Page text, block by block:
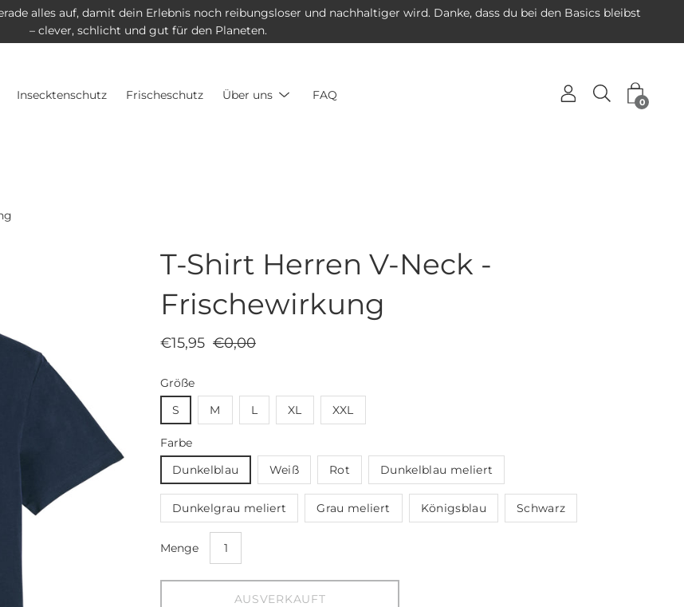
alles auf, damit dein Erlebnis noch reibungsloser und nachhaltiger wird. Danke, dass du bei den Basics bleibst
– clever, schlicht und gut für den Planeten.
Insecktenschutz Frischeschutz Über uns
Untermenü
FAQ Suchleiste
0
T-Shirt Herren V-Neck -
Frischewirkung
€15,95 €0,00
Größe
S
M L XL XXL
Farbe
Dunkelblau
Weiß Rot Dunkelblau meliert
Dunkelgrau meliert Grau meliert Königsblau Schwarz
Menge
AUSVERKAUFT